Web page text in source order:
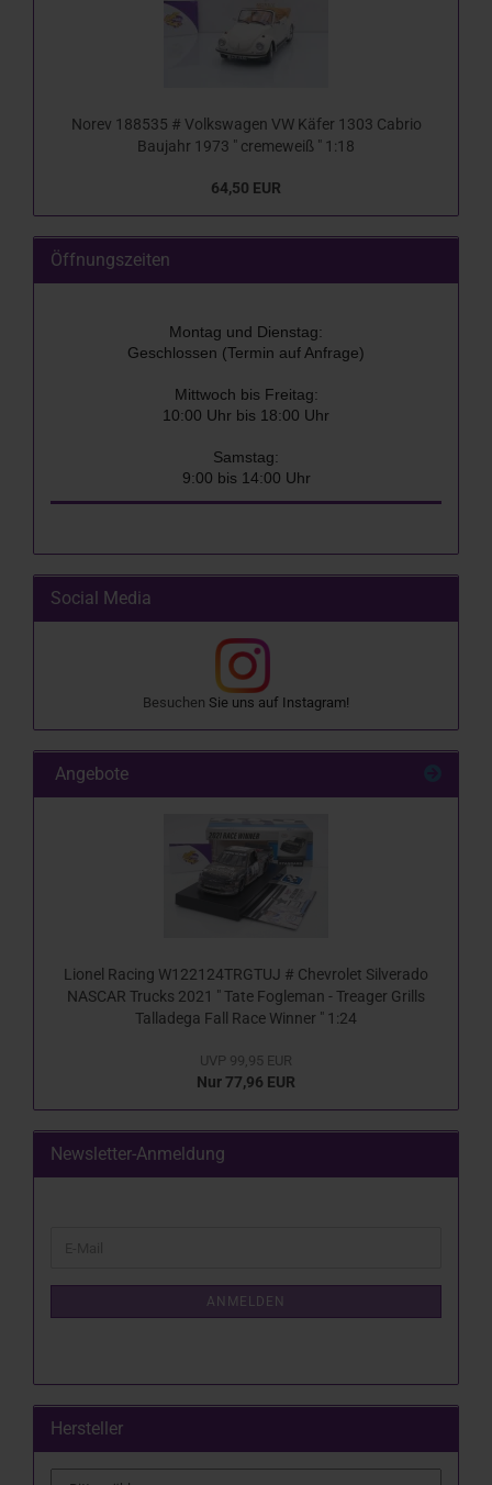
Norev 188535 # Volkswagen VW Käfer 1303 Cabrio
Baujahr 1973 " cremeweiß " 1:18
64,50 EUR
Öffnungszeiten
Montag und Dienstag:
Geschlossen (Termin auf Anfrage)
Mittwoch bis Freitag:
10:00 Uhr bis 18:00 Uhr
Samstag:
9:00 bis 14:00 Uhr
Social Media
Besuchen Sie uns auf Instagram!
Angebote
Lionel Racing W122124TRGTUJ # Chevrolet Silverado
NASCAR Trucks 2021 " Tate Fogleman - Treager Grills
Talladega Fall Race Winner " 1:24
UVP 99,95 EUR
Nur 77,96 EUR
Newsletter-Anmeldung
ANMELDEN
Hersteller